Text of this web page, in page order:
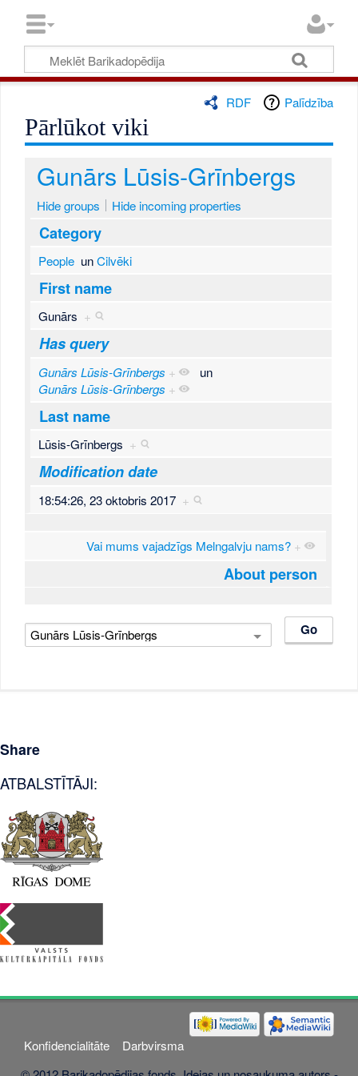
RDF Palīdzība
Pārlūkot viki
Gunārs Lūsis-Grīnbergs
Hide groups Hide incoming properties
Category
PeopleunCilvēki
First name
Gunārs +
Has query
Gunārs Lūsis-Grīnbergs +
un
Gunārs Lūsis-Grīnbergs +
Last name
Lūsis-Grīnbergs +
Modification date
18:54:26, 23 oktobris 2017 +
Vai mums vajadzīgs Melngalvju nams? +
About person
Share
ATBALSTĪTĀJI:
Konfidencialitāte
Darbvirsma